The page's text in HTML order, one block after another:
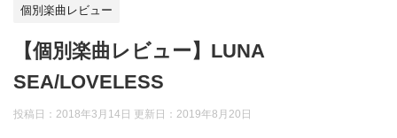
個別楽曲レビュー
【個別楽曲レビュー】LUNA
SEA/LOVELESS
投稿日：2018年3月14日 更新日： 2019年8月20日